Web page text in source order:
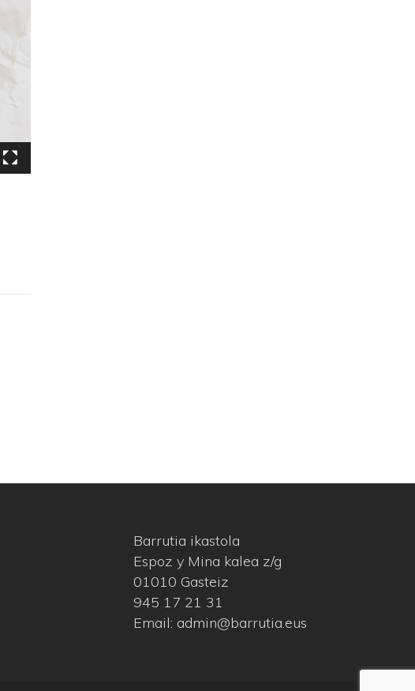
Barrutia ikastola
Espoz y Mina kalea z/g
01010 Gasteiz
945 17 21 31
Email: admin@barrutia.eus